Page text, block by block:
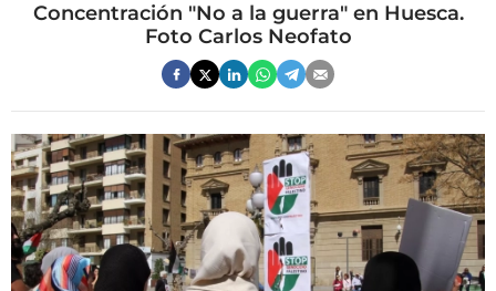
Concentración "No a la guerra" en Huesca.
Foto Carlos Neofato